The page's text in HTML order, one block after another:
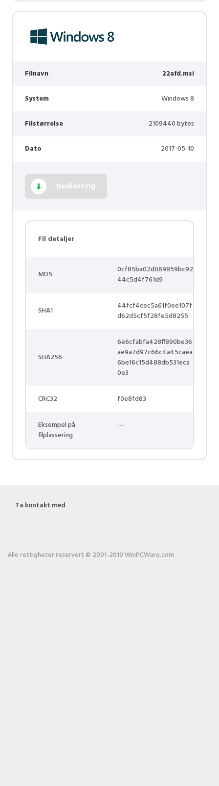
Filnavn 22afd.msi
System Windows 8
Filstørrelse 2109440 bytes
Dato 2017-05-10
Nedlasting
Fil detaljer
MD5
0cf85ba02d069859bc92
44c5d4f761d9
SHA1
44fcf4cec5a61f0ee107f
d62d5cf5f28fe5d8255
SHA256
6e6cfabfa428ff890be36
ae9a7d97c66c4a45caea
6be16c15d488db531eca
0e3
CRC32 f0e8fd83
Eksempel på
filplassering
---
Ta kontakt med
Alle rettigheter reservert © 2001-2019 WinPCWare.com